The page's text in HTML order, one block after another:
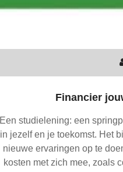
Financier
Een studielening: een
in jezelf en je toekomst. Het
nieuwe ervaringen op te
kosten met zich mee, zoals